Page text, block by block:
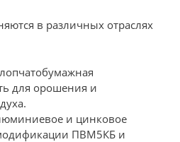
в различных отраслях
для орошения и
и цинковое
ПВМ5КБ и